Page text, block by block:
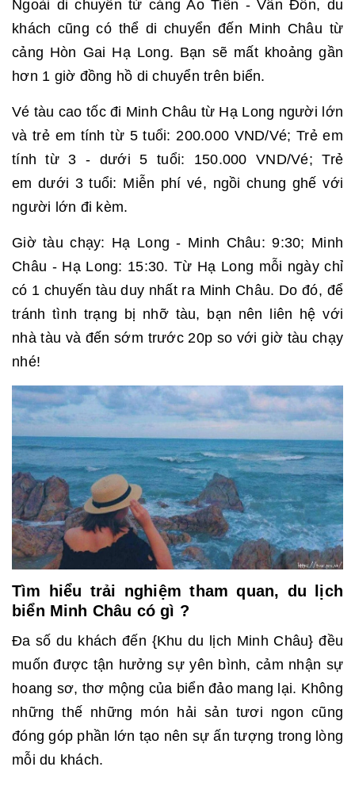
Ngoài di chuyển từ cảng Ao Tiên - Vân Đồn, du
khách cũng có thể di chuyển đến Minh Châu từ
cảng Hòn Gai Hạ Long. Bạn sẽ mất khoảng gần
hơn 1 giờ đồng hồ di chuyển trên biển.
Vé tàu cao tốc đi Minh Châu từ Hạ Long người lớn
và trẻ em tính từ 5 tuổi: 200.000 VND/Vé; Trẻ em
tính từ 3 - dưới 5 tuổi: 150.000 VND/Vé; Trẻ
em dưới 3 tuổi: Miễn phí vé, ngồi chung ghế với
người lớn đi kèm.
Giờ tàu chạy: Hạ Long - Minh Châu: 9:30; Minh
Châu - Hạ Long: 15:30. Từ Hạ Long mỗi ngày chỉ
có 1 chuyến tàu duy nhất ra Minh Châu. Do đó, để
tránh tình trạng bị nhỡ tàu, bạn nên liên hệ với
nhà tàu và đến sớm trước 20p so với giờ tàu chạy
nhé!
Tìm hiểu trải nghiệm tham quan, du lịch
biển Minh Châu có gì ?
Đa số du khách đến {Khu du lịch Minh Châu} đều
muốn được tận hưởng sự yên bình, cảm nhận sự
hoang sơ, thơ mộng của biển đảo mang lại. Không
những thế những món hải sản tươi ngon cũng
đóng góp phần lớn tạo nên sự ấn tượng trong lòng
mỗi du khách.